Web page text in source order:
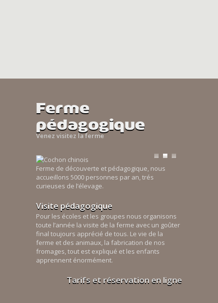
Ferme
pédagogique
Venez visitez la ferme
Ferme de découverte et pédagogique, nous
accueillons 5000 personnes par an, trés
curieuses de l’élevage.
Visite pédagogique
Pour les écoles et les groupes nous organisons
toute l’année la visite de la ferme avec un goûter
final toujours apprécié de tous. Le vie de la
ferme et des animaux, la fabrication de nos
fromages, tout est expliqué et les enfants
apprennent énormément.
Tarifs et réservation en ligne